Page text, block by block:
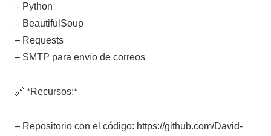
– Python
– BeautifulSoup
– Requests
– SMTP para envío de correos
🔗 *Recursos:*
– Repositorio con el código: https://github.com/David-